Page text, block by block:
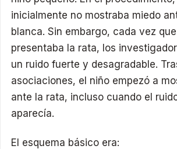
inicialmente no mostraba miedo
blanca. Sin embargo, cada vez
presentaba la rata, los
un ruido fuerte y desagradable.
asociaciones, el niño empezó a
ante la rata, incluso cuando el
aparecía.
El esquema básico era: